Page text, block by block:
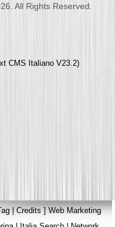
All Rights Reserved.
CMS Italiano V23.2)
|Credits]Web Marketing